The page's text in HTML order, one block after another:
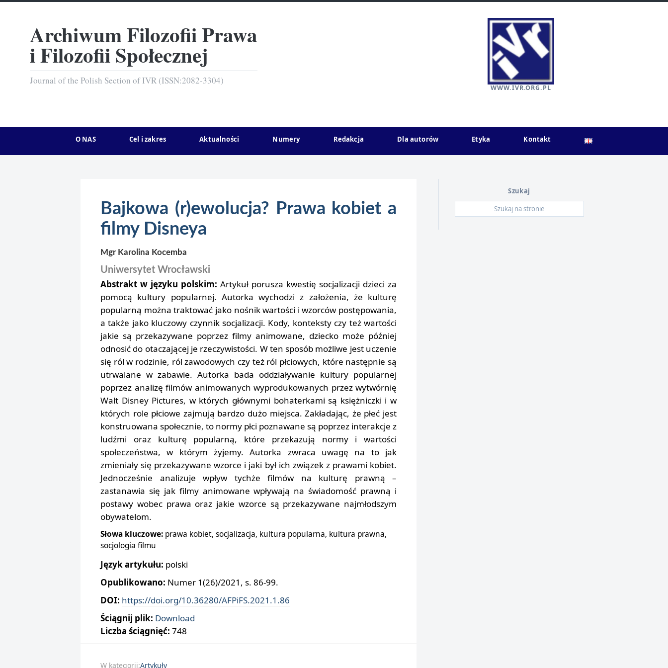
Archiwum Filozofii Prawa
i Filozofii Społecznej
Journal of the Polish Section of IVR (ISSN:2082-3304)
WWW.IVR.ORG.PL
O NAS Cel i zakres Aktualności Numery Redakcja Dla autorów Etyka Kontakt
Bajkowa (r)ewolucja? Prawa kobiet a
filmy Disneya
Mgr Karolina Kocemba
Uniwersytet Wrocławski
Abstrakt w języku polskim: Artykuł porusza kwestię socjalizacji dzieci za
pomocą kultury popularnej. Autorka wychodzi z założenia, że kulturę
popularną można traktować jako nośnik wartości i wzorców postępowania,
a także jako kluczowy czynnik socjalizacji. Kody, konteksty czy też wartości
jakie są przekazywane poprzez filmy animowane, dziecko może później
odnosić do otaczającej je rzeczywistości. W ten sposób możliwe jest uczenie
się ról w rodzinie, ról zawodowych czy też ról płciowych, które następnie są
utrwalane w zabawie. Autorka bada oddziaływanie kultury popularnej
poprzez analizę filmów animowanych wyprodukowanych przez wytwórnię
Walt Disney Pictures, w których głównymi bohaterkami są księżniczki i w
których role płciowe zajmują bardzo dużo miejsca. Zakładając, że płeć jest
konstruowana społecznie, to normy płci poznawane są poprzez interakcje z
ludźmi oraz kulturę popularną, które przekazują normy i wartości
społeczeństwa, w którym żyjemy. Autorka zwraca uwagę na to jak
zmieniały się przekazywane wzorce i jaki był ich związek z prawami kobiet.
Jednocześnie analizuje wpływ tychże filmów na kulturę prawną –
zastanawia się jak filmy animowane wpływają na świadomość prawną i
postawy wobec prawa oraz jakie wzorce są przekazywane najmłodszym
obywatelom.
Słowa kluczowe: prawa kobiet, socjalizacja, kultura popularna, kultura prawna,
socjologia filmu
Język artykułu: polski
Opublikowano: Numer 1(26)/2021, s. 86-99.
DOI: https://doi.org/10.36280/AFPiFS.2021.1.86
Ściągnij plik: Download
Liczba ściągnięć: 748
W kategorii:Artykuły
Szukaj